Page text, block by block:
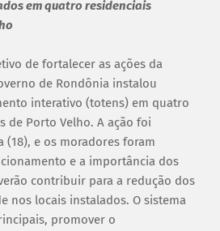
em quatro residenciais
de fortalecer as ações da
de Rondônia instalou
interativo (totens) em quatro
de Porto Velho. A ação foi
(18), e os moradores foram
e a importância dos
contribuir para a redução dos
nos locais instalados. O sistema
promover o